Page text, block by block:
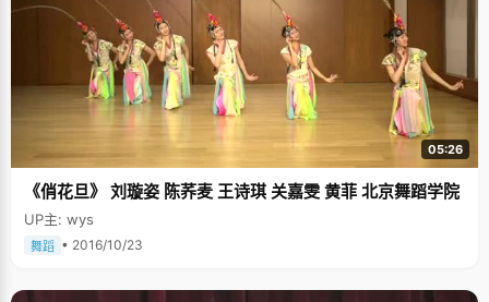
05:26
《俏花旦》 刘璇姿 陈荞麦 王诗琪 关嘉雯 黄菲 北京舞蹈学院
UP主: wys
舞蹈 • 2016/10/23